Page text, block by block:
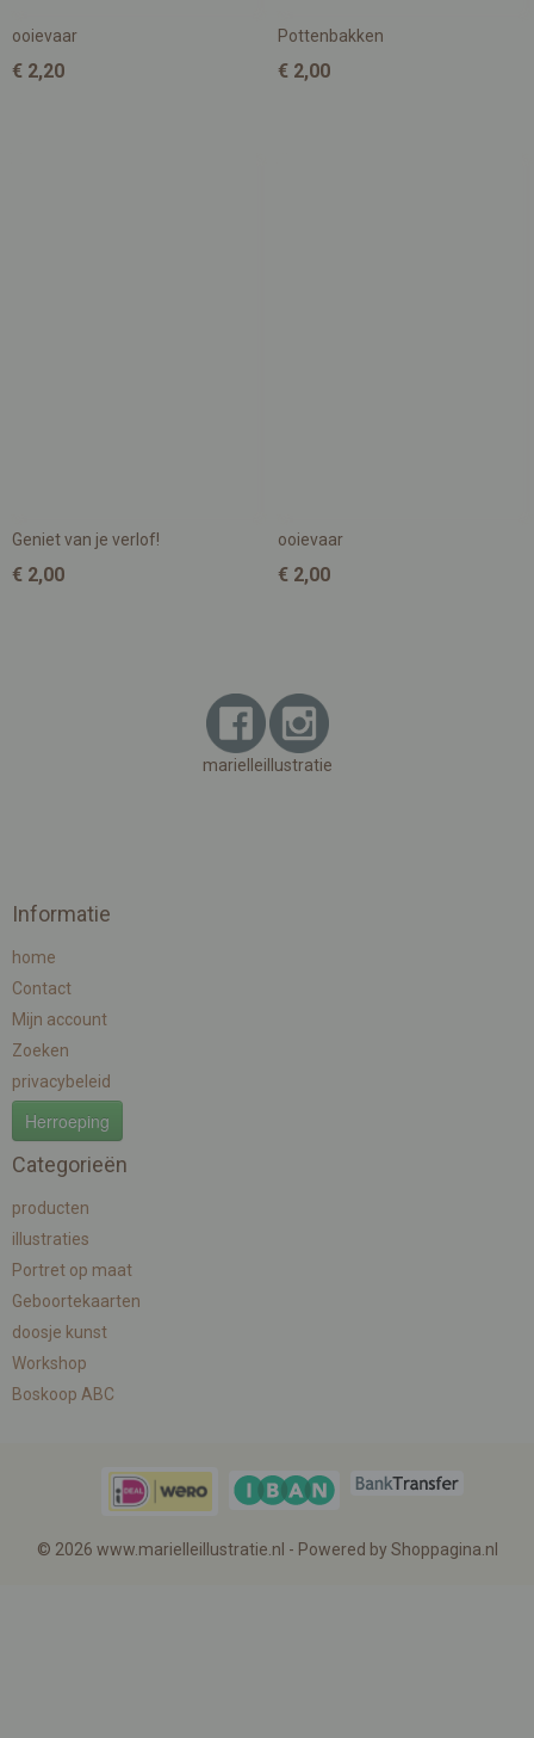
ooievaar
€ 2,20
Pottenbakken
€ 2,00
Geniet van je verlof!
€ 2,00
ooievaar
€ 2,00
marielleillustratie
Informatie
home
Contact
Mijn account
Zoeken
privacybeleid
Herroeping
Categorieën
producten
illustraties
Portret op maat
Geboortekaarten
doosje kunst
Workshop
Boskoop ABC
© 2026 www.marielleillustratie.nl - Powered by Shoppagina.nl